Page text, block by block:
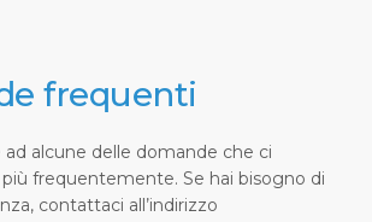
frequenti
ad alcune delle domande che ci
frequentemente. Se hai bisogno di
contattaci all’indirizzo